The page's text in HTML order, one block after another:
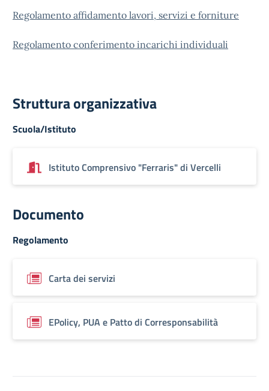
Regolamento affidamento lavori, servizi e forniture
Regolamento conferimento incarichi individuali
Struttura organizzativa
Scuola/Istituto
Istituto Comprensivo "Ferraris" di Vercelli
Documento
Regolamento
Carta dei servizi
EPolicy, PUA e Patto di Corresponsabilità